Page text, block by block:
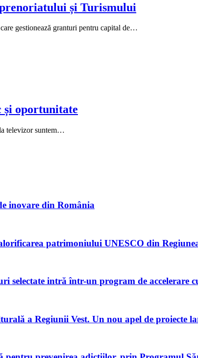
și Turismului
gestionează granturi pentru capital de…
oportunitate
televizor suntem…
inovare din România
patrimoniului UNESCO din
selectate intră într-un program de accelerare
a Regiunii Vest. Un nou apel de proiecte